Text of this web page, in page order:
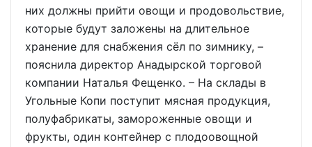
них должны прийти овощи и продовольствие,
которые будут заложены на длительное
хранение для снабжения сёл по зимнику, –
пояснила директор Анадырской торговой
компании Наталья Фещенко. – На склады в
Угольные Копи поступит мясная продукция,
полуфабрикаты, замороженные овощи и
фрукты, один контейнер с плодоовощной